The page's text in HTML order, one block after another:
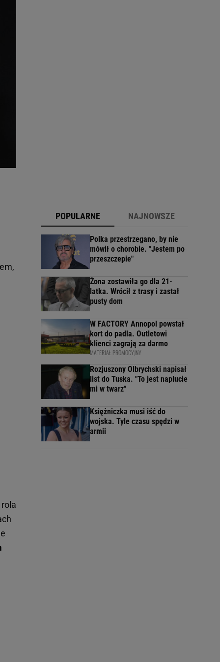
POPULARNE NAJNOWSZE
Polka przestrzegano, by nie
mówił o chorobie. "Jestem po
przeszczepie"
Żona zostawiła go dla 21-
latka. Wrócił z trasy i zastał
pusty dom
W FACTORY Annopol powstał
kort do padla. Outletowi
klienci zagrają za darmo
MATERIAŁ PROMOCYJNY
Rozjuszony Olbrychski napisał
list do Tuska. "To jest naplucie
mi w twarz"
Księżniczka musi iść do
wojska. Tyle czasu spędzi w
armii